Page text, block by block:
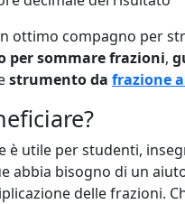
ottimo compagno per
per sommare frazioni,
strumento da frazione
è utile per studenti,
abbia bisogno di un
delle frazioni.